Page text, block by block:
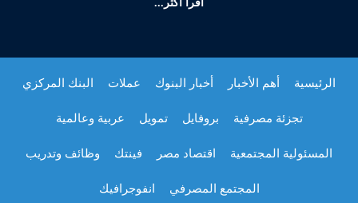
اقرأ أكثر...
الرئيسية أهم الأخبار أخبار البنوك عملات البنك المركزي
تجزئة مصرفية بروفايل تمويل عربية وعالمية
المسئولية المجتمعية اقتصاد مصر فينتك وظائف وتدريب
المجتمع المصرفي انفوجرافيك